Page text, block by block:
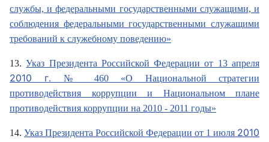
службы, и федеральными государственными служащими, и
соблюдения федеральными государственными служащими
требований к служебному поведению»
13.Указ Президента Российской Федерации от 13 апреля
2010 г. № 460 «О Национальной стратегии
противодействия коррупции и Национальном плане
противодействия коррупции на 2010 - 2011 годы»
14. Указ Президента Российской Федерации от 1 июля 2010